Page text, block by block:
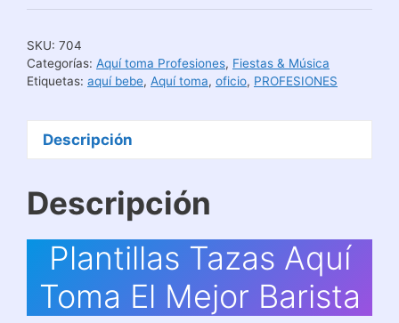
Toma
Mejor
Barista
SKU: 704
Categorías: Aquí toma Profesiones, Fiestas & Música
Etiquetas: aquí bebe, Aquí toma, oficio, PROFESIONES
Descripción
Descripción
Plantillas Tazas Aquí
Toma El Mejor Barista